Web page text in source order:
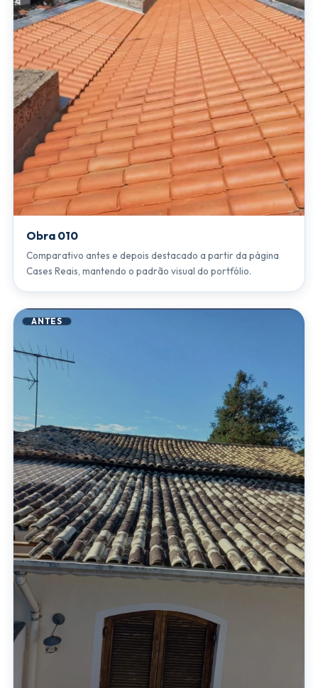
Obra 010
Comparativo antes e depois destacado a partir da página
Cases Reais, mantendo o padrão visual do portfólio.
ANTES